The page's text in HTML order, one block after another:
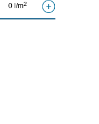
0 l/m2